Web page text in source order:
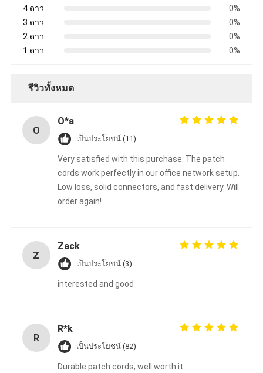
4 ดาว
0%
3 ดาว
0%
2 ดาว
0%
1 ดาว
0%
รีวิวทั้งหมด
O
O*a
เป็นประโยชน์ (11)
Very satisfied with this purchase. The patch
cords work perfectly in our office network setup.
Low loss, solid connectors, and fast delivery. Will
order again!
Z
Zack
เป็นประโยชน์ (3)
interested and good
R
R*k
เป็นประโยชน์ (82)
Durable patch cords, well worth it